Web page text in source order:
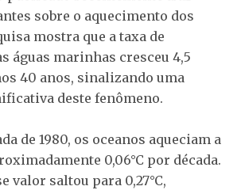
sobre o aquecimento dos
mostra que a taxa de
águas marinhas cresceu 4,5
40 anos, sinalizando uma
deste fenômeno.
de 1980, os oceanos aqueciam a
0,06°C por década.
valor saltou para 0,27°C,